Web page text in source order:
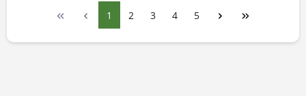
1 2 3 4 5